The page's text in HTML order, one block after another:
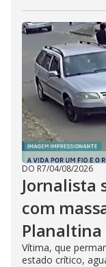
DO R7/04/08/2026
Jornalista
com
Planaltina
Vítima, que
estado crítico,